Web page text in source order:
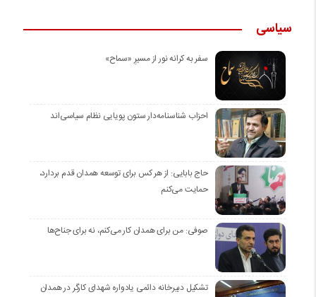
سیاسی
سفر به کرانه‌ نور از مسیرِ «سماح»
احزاب شناسنامه‌دار ستون پویایی نظام سیاسی‌اند
حاج بابایی: از هر کس برای توسعه همدان قدم بردارد،
حمایت می‌کنم
صوفی: من برای همدان کار می‌کنم، نه برای جناح‌ها
تشکیل دبیرخانه دائمی یادواره شهدای کارگر در همدان